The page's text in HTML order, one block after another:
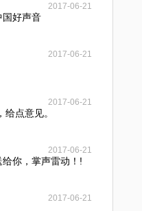
2017-06-21
国好声音
2017-06-21
2017-06-21
点意见。
2017-06-21
你，掌声雷动！!
2017-06-21